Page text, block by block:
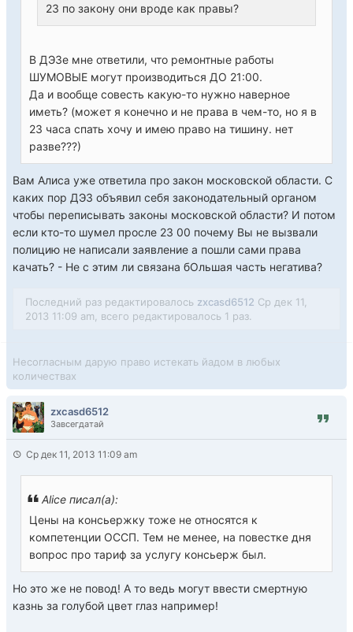
23 по закону они вроде как правы?
В ДЭЗе мне ответили, что ремонтные работы
ШУМОВЫЕ могут производиться ДО 21:00.
Да и вообще совесть какую-то нужно наверное
иметь? (может я конечно и не права в чем-то, но я в
23 часа спать хочу и имею право на тишину. нет
разве???)
Вам Алиса уже ответила про закон московской области. С
каких пор ДЭЗ объявил себя законодательный органом
чтобы переписывать законы московской области? И потом
если кто-то шумел просле 23 00 почему Вы не вызвали
полицию не написали заявление а пошли сами права
качать? - Не с этим ли связана бОльшая часть негатива?
Последний раз редактировалось zxcasd6512 Ср дек 11,
2013 11:09 am, всего редактировалось 1 раз.
Несогласным дарую право истекать йадом в любых
количествах
zxcasd6512
Завсегдатай
Ср дек 11, 2013 11:09 am
Alice писал(а):
Цены на консьержку тоже не относятся к
компетенции ОССП. Тем не менее, на повестке дня
вопрос про тариф за услугу консьерж был.
Но это же не повод! А то ведь могут ввести смертную
казнь за голубой цвет глаз например!